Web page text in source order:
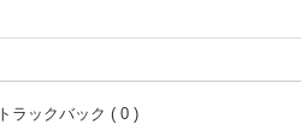
トラックバック ( 0 )